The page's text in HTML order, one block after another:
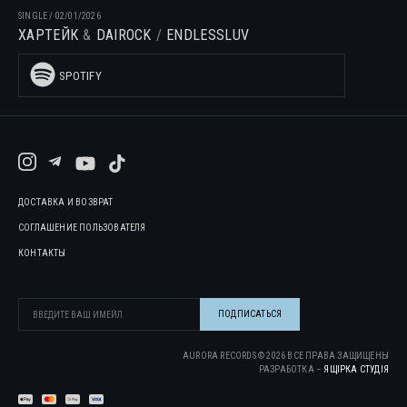
SINGLE/ 02/01/2026
ХАРТЕЙК DAIROCK ENDLESSLUV
SPOTIFY
ДОСТАВКА И ВОЗВРАТ
СОГЛАШЕНИЕ ПОЛЬЗОВАТЕЛЯ
КОНТАКТЫ
AURORA RECORDS ©2026 ВСЕ ПРАВА ЗАЩИЩЕНЫ
РАЗРАБОТКА – ЯЩІРКА CТУДІЯ